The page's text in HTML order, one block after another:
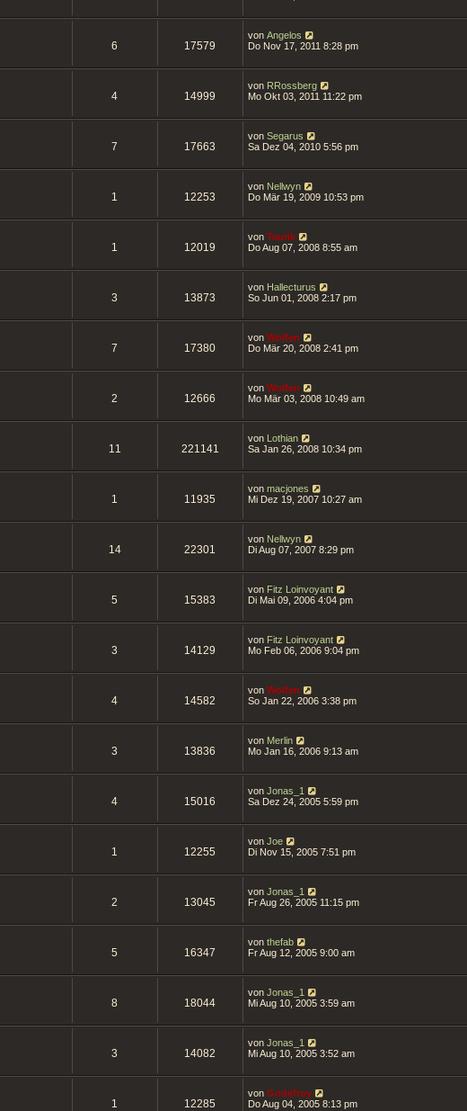
6 17579
von Angelos
Do Nov 17, 2011 8:28 pm
4 14999
von RRossberg
Mo Okt 03, 2011 11:22 pm
7 17663
von Segarus
Sa Dez 04, 2010 5:56 pm
1 12253
von Nellwyn
Do Mär 19, 2009 10:53 pm
1 12019
von Taurik
Do Aug 07, 2008 8:55 am
3 13873
von Hallecturus
So Jun 01, 2008 2:17 pm
7 17380
von Wolfen
Do Mär 20, 2008 2:41 pm
2 12666
von Wolfen
Mo Mär 03, 2008 10:49 am
11 221141
von Lothian
Sa Jan 26, 2008 10:34 pm
1 11935
von macjones
Mi Dez 19, 2007 10:27 am
14 22301
von Nellwyn
Di Aug 07, 2007 8:29 pm
5 15383
von Fitz Loinvoyant
Di Mai 09, 2006 4:04 pm
3 14129
von Fitz Loinvoyant
Mo Feb 06, 2006 9:04 pm
4 14582
von Wolfen
So Jan 22, 2006 3:38 pm
3 13836
von Merlin
Mo Jan 16, 2006 9:13 am
4 15016
von Jonas_1
Sa Dez 24, 2005 5:59 pm
1 12255
von Joe
Di Nov 15, 2005 7:51 pm
2 13045
von Jonas_1
Fr Aug 26, 2005 11:15 pm
5 16347
von thefab
Fr Aug 12, 2005 9:00 am
8 18044
von Jonas_1
Mi Aug 10, 2005 3:59 am
3 14082
von Jonas_1
Mi Aug 10, 2005 3:52 am
1 12285
von Godefroy
Do Aug 04, 2005 8:13 pm